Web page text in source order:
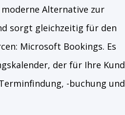
Alternative zur
sorgt gleichzeitig für den
Microsoft Bookings. Es
der für Ihre
-buchung und